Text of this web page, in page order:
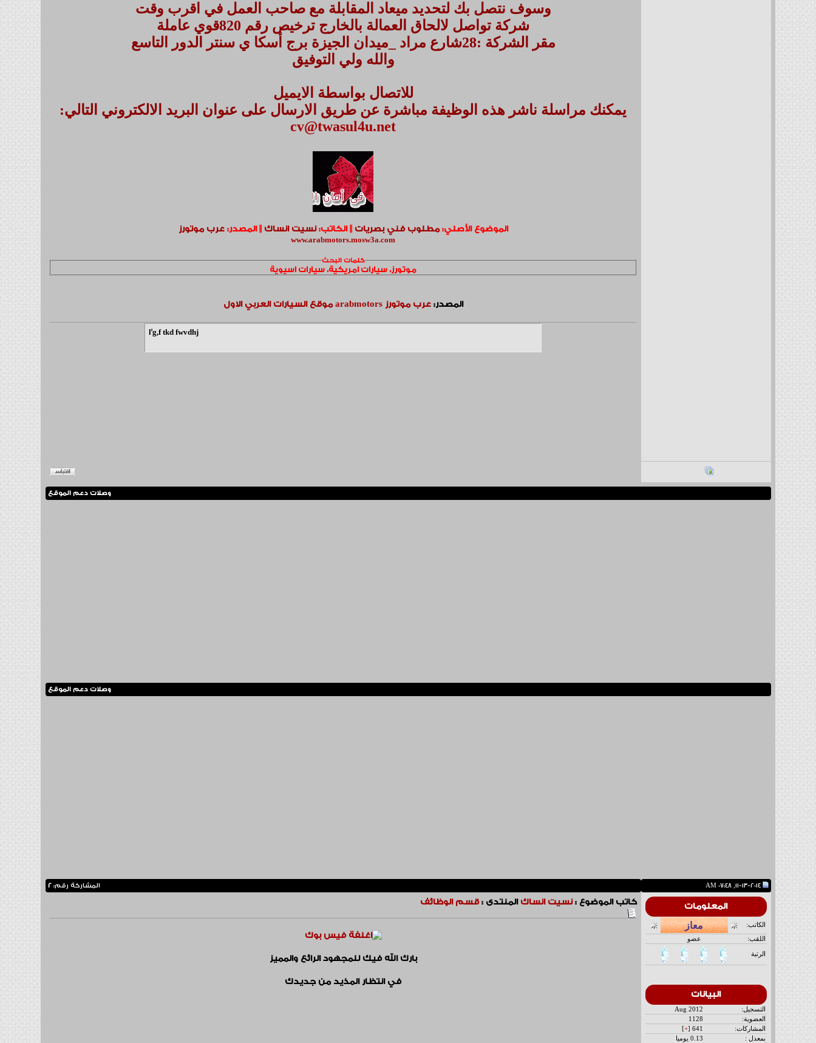
وسوف نتصل بك لتحديد ميعاد المقابلة مع صاحب العمل في اقرب وقت
شركة تواصل لالحاق العمالة بالخارج ترخيص رقم 820قوي عاملة
مقر الشركة :28شارع مراد _ميدان الجيزة برج أسكا ي سنتر الدور التاسع
والله ولي التوفيق
للاتصال بواسطة الايميل
يمكنك مراسلة ناشر هذه الوظيفة مباشرة عن طريق الارسال على عنوان البريد الالكتروني التالي:
cv@twasul4u.net
الموضوع الأصلي:مطلوب فني بصريات الكاتب:نسيت انساك المصدر:عرب موتورز
www.arabmotors.mosw3a.com
كلمات البحث
موتورز، سيارات امريكية، سيارات اسيوية
المصدر:عرب موتورز arabmotors موقع السيارات العربي الاول
l'g,f tkd fwvdhj
وصلات دعم الموقع
وصلات دعم الموقع
11-13-2014, 07:48 AM المشاركة رقم:2
المعلومات
الكاتب:
اللقب:
عضو
الرتبة
البيانات
التسجيل:
Aug 2012
العضوية:
1128
المشاركات:
641 [
+
]
بمعدل :
0.13 يوميا
كاتب الموضوع :نسيت انساك المنتدى :قسم الوظائف
بارك الله فيك للمجهود الرائع والمميز
في انتظار المذيد من جديدك